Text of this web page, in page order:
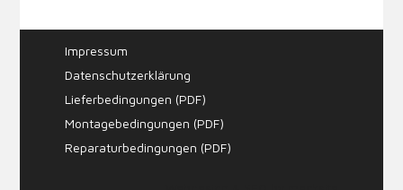
Impressum
Datenschutzerklärung
Lieferbedingungen (PDF)
Montagebedingungen (PDF)
Reparaturbedingungen (PDF)